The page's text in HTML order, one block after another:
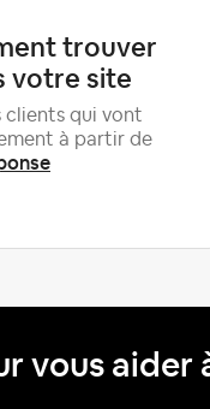
trouver
votre site
clients qui vont
à partir de
vous